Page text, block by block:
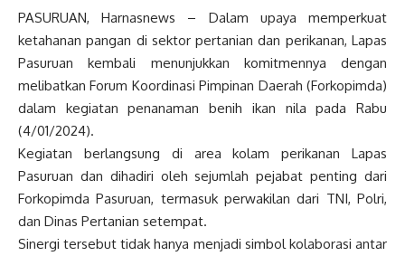
PASURUAN, Harnasnews – Dalam upaya memperkuat
ketahanan pangan di sektor pertanian dan perikanan, Lapas
Pasuruan kembali menunjukkan komitmennya dengan
melibatkan Forum Koordinasi Pimpinan Daerah (Forkopimda)
dalam kegiatan penanaman benih ikan nila pada Rabu
(4/01/2024).
Kegiatan berlangsung di area kolam perikanan Lapas
Pasuruan dan dihadiri oleh sejumlah pejabat penting dari
Forkopimda Pasuruan, termasuk perwakilan dari TNI, Polri,
dan Dinas Pertanian setempat.
Sinergi tersebut tidak hanya menjadi simbol kolaborasi antar